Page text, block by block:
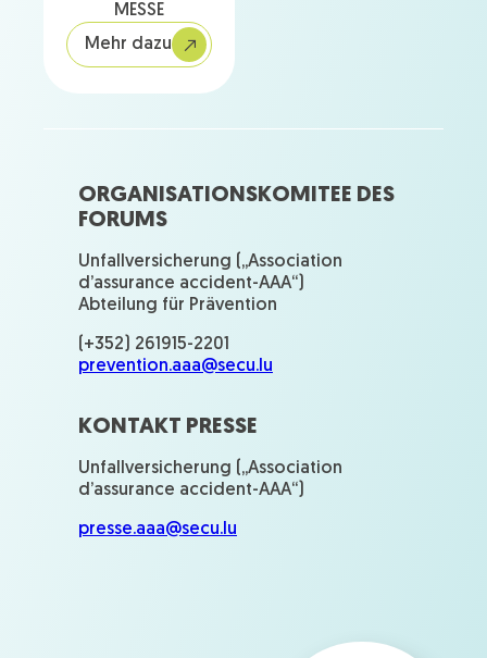
MESSE
Mehr dazu
ORGANISATIONSKOMITEE DES
FORUMS
Unfallversicherung („Association
d’assurance accident-AAA“)
Abteilung für Prävention
(+352) 261915-2201
prevention.aaa@secu.lu
KONTAKT PRESSE
Unfallversicherung („Association
d’assurance accident-AAA“)
presse.aaa@secu.lu